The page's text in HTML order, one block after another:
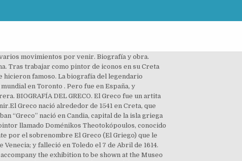
Post Bizantino y es ahí en desarrolla su amor por el arte, hasta que a los 26 años de edad decide viajar España sin ningún motivo alguno, país en el cual progresivamente habita por el resto de su vida. A mediado de lo veinte año, viajó a Venecia y etudió con Tiziano, quien fue el pintor má famoo de u época. Charles Darwin - Duration: 4:33. El Greco, el extranjero que retrató el alma de Toledo. Durante su juventud, con aproximadamente 20 años, El Greco viajó a Venecia y estudió de la mano de Tiziano, quien fue uno de los pintores más famosos de la época. Vida del pintor el Greco (1541-1614), encarnado por Nick Ashdon, desde sus primeros éxitos como pintor de iconos en Creta hasta su actividad como pintor de retablos y retratos en Toledo. Recoge el presente volumen las conferencias pronunciadas en el año 2002 dentro del ciclo El Greco. Biografía Nuestro artista se llama “El Greco,” pero su nombre real es “Doménikos Theotokópoulos.” El Greco nació en Crete, Greece, y en el 1541. EL GRECO . La obra de El Greco, Doménico Theotocopoulos, es una caso único en la Historia de la pintura. Biografia de El Greco Figuras del Arte Español y Su Obra Artistica El Greco: De religión y pasión. El Greco nació alrededor de 1541 en Creta, que entonces era parte de la República de Venecia. BIOGRAFÍA: El verdadero nombre de el Greco es Doménikos Theotokópoulos Greco era el apodo por el que le conocian. Ruiz Gómez, Leticia, El Greco en el Museo Nacional del Prado. Biografía del Greco. Es de nacionalidad Griega, el Greco en realidad es un sobrenombre y su verdadero nombre es Doménikos Theotocopulos. Los últimos -- Revista de Libros Con motivo de la Conmemoración del IV Centenario de la muerte del pintor, ... Felipe II: la biografía definitiva. Cualquier persona sin tener muchos conocimientos artísticos puede identificar su inconfundible estilo. Allí le empezaron a llamar “El Greco”. El Greco acabaría trabajando bajo el influjo del manierismo, del que el artista realizó una interpretación autónoma y propia, que dotó de una seña de identidad a sus cuadros. En 1577, el Greco inició su carrera en Toledo con el encargo -junto al Expolio de la catedral- del diseño de los tres retablos de la capilla mayor de la iglesia de los cistercienses de Santo Domingo el Antiguo. Multiexpresiones Históricas 5,340 views. Añade tu respuesta y gana puntos. Luego, El Greco viajó a la Venicia, Italia a estudiar con Titian cuando él estaba en sus viente años. El Greco, alma y luz universales - Capítulo 5: El entierro del Conde Orgaz - Duration: 26 ... Biografía. Greco también se involucró en la resistencia y fue hecha prisionera aunque no fue deportada debido a su corta edad. Descendiente de una próspera familia. El caballero de la mano en el pecho: En 1566 el Greco se traslada a Venecia y se convierte en alumno de Tiziano. Ezra Gilbert; 0; 909; 78; El Greco fue un artista griego cuya pintura y escultura ayudaron a definir el Renaci